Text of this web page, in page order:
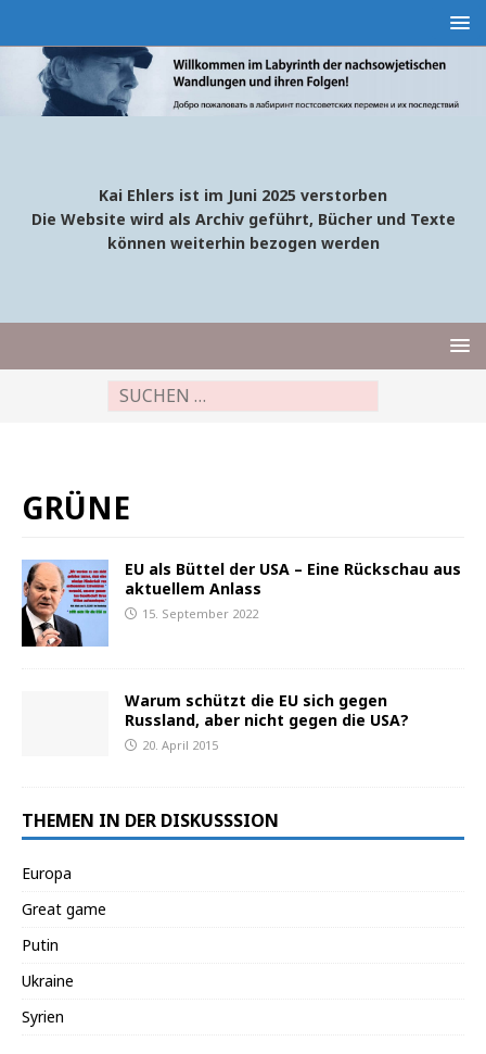
Kai Ehlers ist im Juni 2025 verstorben
Die Website wird als Archiv geführt, Bücher und Texte
können weiterhin bezogen werden
GRÜNE
EU als Büttel der USA – Eine Rückschau aus
aktuellem Anlass
15. September 2022
Warum schützt die EU sich gegen
Russland, aber nicht gegen die USA?
20. April 2015
THEMEN IN DER DISKUSSSION
Europa
Great game
Putin
Ukraine
Syrien